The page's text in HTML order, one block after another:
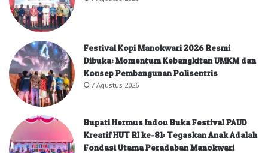
Festival Kopi Manokwari 2026 Resmi
Dibuka: Momentum Kebangkitan UMKM dan
Konsep Pembangunan Polisentris
7 Agustus 2026
Bupati Hermus Indou Buka Festival PAUD
Kreatif HUT RI ke-81: Tegaskan Anak Adalah
Fondasi Utama Peradaban Manokwari